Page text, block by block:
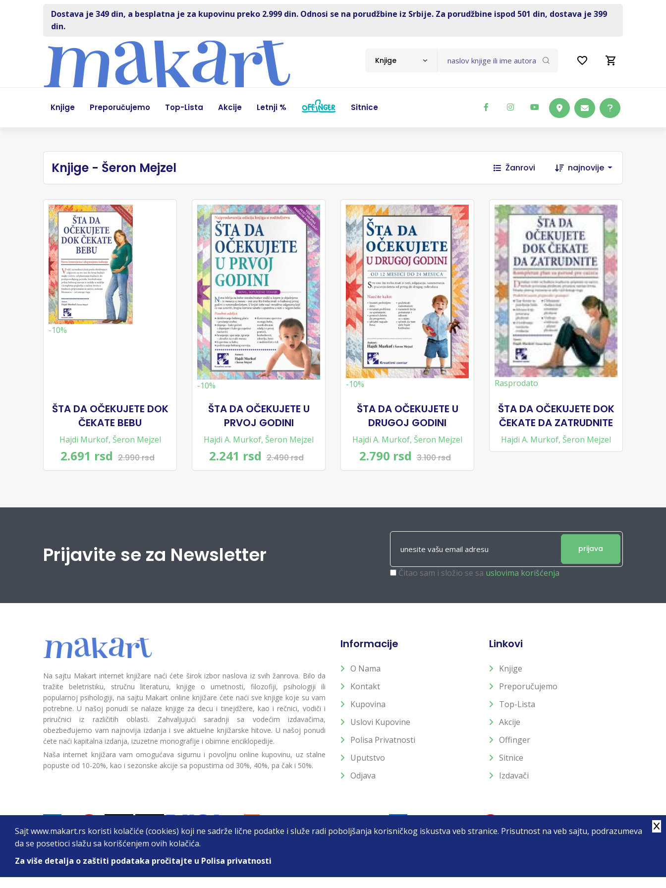
Sajt www.makart.rs koristi kolačiće (cookies) koji ne sadrže lične podatke i služe radi poboljšanja korisničkog iskustva veb stranice. Prisutnost na veb sajtu, podrazumeva
da se posetioci slažu sa korišćenjem ovih kolačića.
Za više detalja o zaštiti podataka pročitajte u Polisa privatnosti
Dostava je 349 din, a besplatna je za kupovinu preko 2.999 din. Odnosi se na porudžbine iz Srbije. Za porudžbine ispod 501 din, dostava je 399
din.
Knjige
Knjige Preporučujemo Top-Lista Akcije Letnji % Sitnice
Knjige - Šeron Mejzel Žanrovi najnovije
-10%
ŠTA DA OČEKUJETE DOK
ČEKATE BEBU
Hajdi Murkof, Šeron Mejzel
2.691 rsd 2.990 rsd
-10%
ŠTA DA OČEKUJETE U
PRVOJ GODINI
Hajdi A. Murkof, Šeron Mejzel
2.241 rsd 2.490 rsd
-10%
ŠTA DA OČEKUJETE U
DRUGOJ GODINI
Hajdi A. Murkof, Šeron Mejzel
2.790 rsd 3.100 rsd
Rasprodato
ŠTA DA OČEKUJETE DOK
ČEKATE DA ZATRUDNITE
Hajdi A. Murkof, Šeron Mejzel
Prijavite se za Newsletter prijava
Čitao sam i složio se sa uslovima korišćenja
Na sajtu Makart internet knjižare naći ćete širok izbor naslova iz svih žanrova. Bilo da
tražite beletristiku, stručnu literaturu, knjige o umetnosti, filozofiji, psihologiji ili
popularnoj psihologiji, na sajtu Makart online knjižare ćete naći sve knjige koje su vam
potrebne. U našoj ponudi se nalaze knjige za decu i tinejdžere, kao i rečnici, vodiči i
priručnici iz različitih oblasti. Zahvaljujući saradnji sa vodećim izdavačima,
obezbeđujemo vam najnovija izdanja i sve aktuelne knjižarske hitove. U našoj ponudi
ćete naći kapitalna izdanja, izuzetne monografije i obimne enciklopedije.
Naša internet knjižara vam omogućava sigurnu i povoljnu online kupovinu, uz stalne
popuste od 10-20%, kao i sezonske akcije sa popustima od 30%, 40%, pa čak i 50%.
Informacije
O Nama
Kontakt
Kupovina
Uslovi Kupovine
Polisa Privatnosti
Uputstvo
Odjava
Linkovi
Knjige
Preporučujemo
Top-Lista
Akcije
Offinger
Sitnice
Izdavači